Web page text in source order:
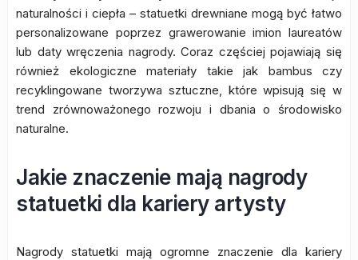
naturalności i ciepła – statuetki drewniane mogą być łatwo
personalizowane poprzez grawerowanie imion laureatów
lub daty wręczenia nagrody. Coraz częściej pojawiają się
również ekologiczne materiały takie jak bambus czy
recyklingowane tworzywa sztuczne, które wpisują się w
trend zrównoważonego rozwoju i dbania o środowisko
naturalne.
Jakie znaczenie mają nagrody
statuetki dla kariery artysty
Nagrody statuetki mają ogromne znaczenie dla kariery